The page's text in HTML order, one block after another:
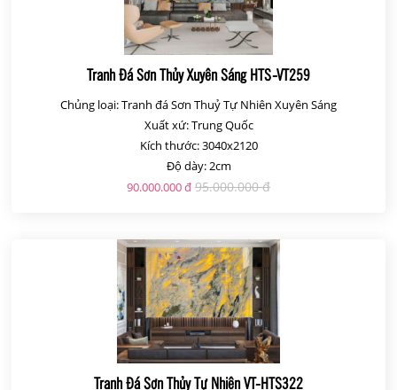
Tranh Đá Sơn Thủy Xuyên Sáng HTS-VT259
Chủng loại: Tranh đá Sơn Thuỷ Tự Nhiên Xuyên Sáng
Xuất xứ: Trung Quốc
Kích thước: 3040x2120
Độ dày: 2cm
90.000.000 đ 95.000.000 đ
Tranh Đá Sơn Thủy Tự Nhiên VT-HTS322